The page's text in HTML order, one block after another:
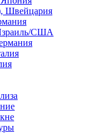
Швейцария
США